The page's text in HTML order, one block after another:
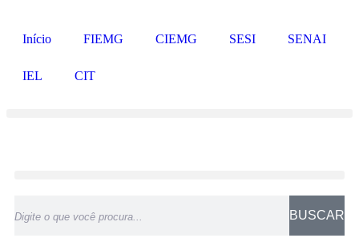
Início FIEMG CIEMG SESI SENAI
IEL CIT
BUSCAR